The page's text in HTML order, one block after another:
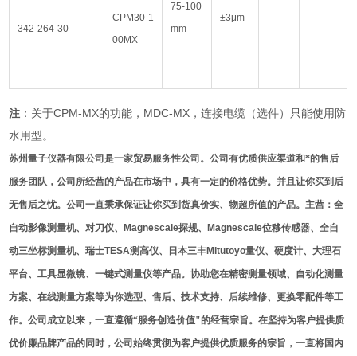
342-264-30
CPM30-1
00MX
75-100
mm
±3μm
注 ：关于CPM-MX的功能，MDC-MX，连接电缆（选件）只能使用防
水用型。
苏州量子仪器有限公司是一家贸易服务性公司。公司有优质供应渠道和*的售后
服务团队，公司所经营的产品在市场中，具有一定的价格优势。并且让你买到后
无售后之忧。公司一直秉承保证让你买到货真价实、物超所值的产品。主营：全
自动影像测量机、对刀仪、 Magnescale探规、 Magnescale位移传感器、全自
动三坐标测量机、瑞士TESA测高仪、日本三丰Mitutoyo量仪、硬度计、大理石
平台、工具显微镜、一键式测量仪等产品。协助您在精密测量领域、自动化测量
方案、在线测量方案等为你选型、售后、技术支持、后续维修、更换零配件等工
作。公司成立以来，一直遵循“服务创造价值"的经营宗旨。在坚持为客户提供质
优价廉品牌产品的同时，公司始终贯彻为客户提供优质服务的宗旨，一直将国内